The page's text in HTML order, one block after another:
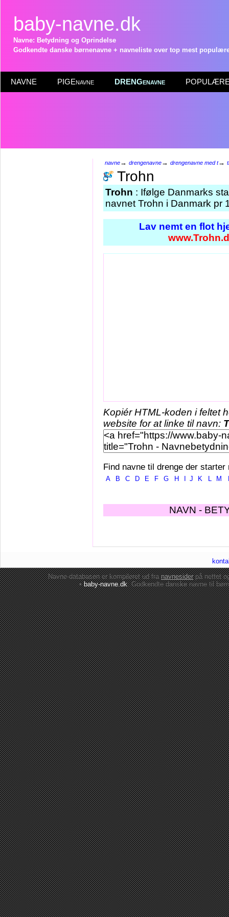
baby-navne.dk
Navne: Betydning og Oprindelse
Godkendte danske børnenavne + navneliste over top mest
NAVNE PIGEnavne DRENGenavne POPULÆRE
navne→ drengenavne→ drengenavne med t→
Trohn
Trohn : Ifølge Danmarks
navnet Trohn i Danmark pr
Lav nemt en flot
Kopiér HTML-koden i feltet
website for at linke til navn:
Find navne til drenge der starter
A B C D E F G H J K L M
NAVN -
Navne-databasen er kompileret ud franavnesiderpå nettet
•baby-navne.dk: Godkendte danskenavne til børn